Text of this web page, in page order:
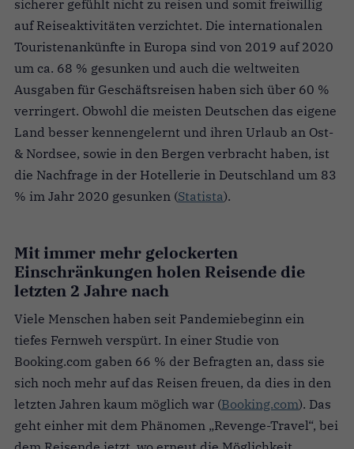
sicherer gefühlt nicht zu reisen und somit freiwillig
auf Reiseaktivitäten verzichtet. Die internationalen
Touristenankünfte in Europa sind von 2019 auf 2020
um ca. 68 % gesunken und auch die weltweiten
Ausgaben für Geschäftsreisen haben sich über 60 %
verringert. Obwohl die meisten Deutschen das eigene
Land besser kennengelernt und ihren Urlaub an Ost-
& Nordsee, sowie in den Bergen verbracht haben, ist
die Nachfrage in der Hotellerie in Deutschland um 83
% im Jahr 2020 gesunken (Statista).
Mit immer mehr gelockerten
Einschränkungen holen Reisende die
letzten 2 Jahre nach
Viele Menschen haben seit Pandemiebeginn ein
tiefes Fernweh verspürt. In einer Studie von
Booking.com gaben 66 % der Befragten an, dass sie
sich noch mehr auf das Reisen freuen, da dies in den
letzten Jahren kaum möglich war (Booking.com). Das
geht einher mit dem Phänomen „Revenge-Travel“, bei